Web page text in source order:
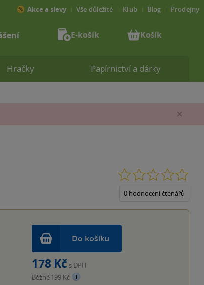
0 hodnocení čtenářů
Do košíku
178 Kč s DPH
Běžně 199 Kč
Hračky Papírnictví a dárky
Akce a slevy Vše důležité Klub Blog Prodejny
E-košík Košík